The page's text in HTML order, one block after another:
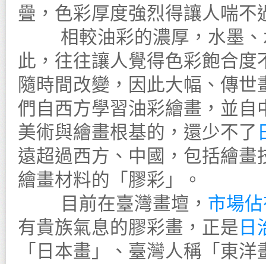
疊，色彩厚度強烈得讓人喘不
相較油彩的濃厚，水墨、
此，往往讓人覺得色彩飽合
隨時間改變，因此大幅、傳
們自西方學習油彩繪畫，並
美術與繪畫根基的，還少不了
遠超過西方、中國，包括繪
繪畫材料的「膠彩」。
目前在臺灣畫壇， 市場
有貴族氣息的膠彩畫，正是 日
「日本畫」、臺灣人稱「東